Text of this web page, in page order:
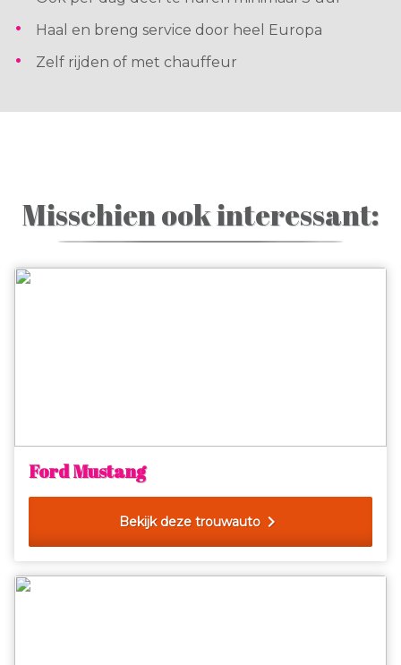
Haal en breng service door heel Europa
Zelf rijden of met chauffeur
Misschien ook interessant:
Ford Mustang
Bekijk deze trouwauto chevron_right